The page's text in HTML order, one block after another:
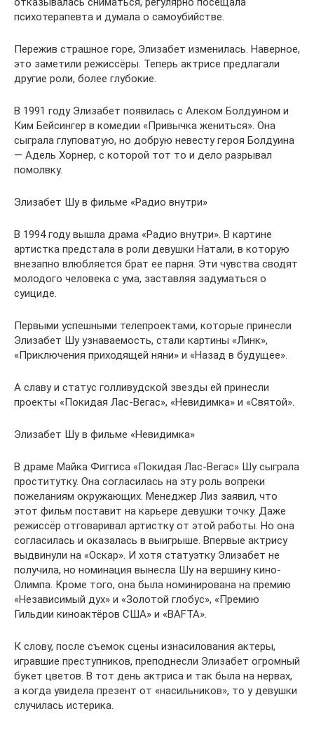
психотерапевта и думала о самоубийстве.
Пережив страшное горе, Элизабет изменилась. Наверное,
это заметили режиссёры. Теперь актрисе предлагали
другие роли, более глубокие.
В 1991 году Элизабет появилась с Алеком Болдуином и
Ким Бейсингер в комедии «Привычка жениться». Она
сыграла глуповатую, но добрую невесту героя Болдуина
— Адель Хорнер, с которой тот то и дело разрывал
помолвку.
Элизабет Шу в фильме «Радио внутри»
В 1994 году вышла драма «Радио внутри». В картине
артистка предстала в роли девушки Натали, в которую
внезапно влюбляется брат ее парня. Эти чувства сводят
молодого человека с ума, заставляя задуматься о
суициде.
Первыми успешными телепроектами, которые принесли
Элизабет Шу узнаваемость, стали картины «Линк»,
«Приключения приходящей няни» и «Назад в будущее».
А славу и статус голливудской звезды ей принесли
проекты «Покидая Лас-Вегас», «Невидимка» и «Святой».
Элизабет Шу в фильме «Невидимка»
В драме Майка Фиггиса «Покидая Лас-Вегас» Шу сыграла
проститутку. Она согласилась на эту роль вопреки
пожеланиям окружающих. Менеджер Лиз заявил, что
этот фильм поставит на карьере девушки точку. Даже
режиссёр отговаривал артистку от этой работы. Но она
согласилась и оказалась в выигрыше. Впервые актрису
выдвинули на «Оскар». И хотя статуэтку Элизабет не
получила, но номинация вынесла Шу на вершину кино-
Олимпа. Кроме того, она была номинирована на премию
«Независимый дух» и «Золотой глобус», «Премию
Гильдии киноактёров США» и «BAFTA».
К слову, после съемок сцены изнасилования актеры,
игравшие преступников, преподнесли Элизабет огромный
букет цветов. В тот день актриса и так была на нервах,
а когда увидела презент от «насильников», то у девушки
случилась истерика.